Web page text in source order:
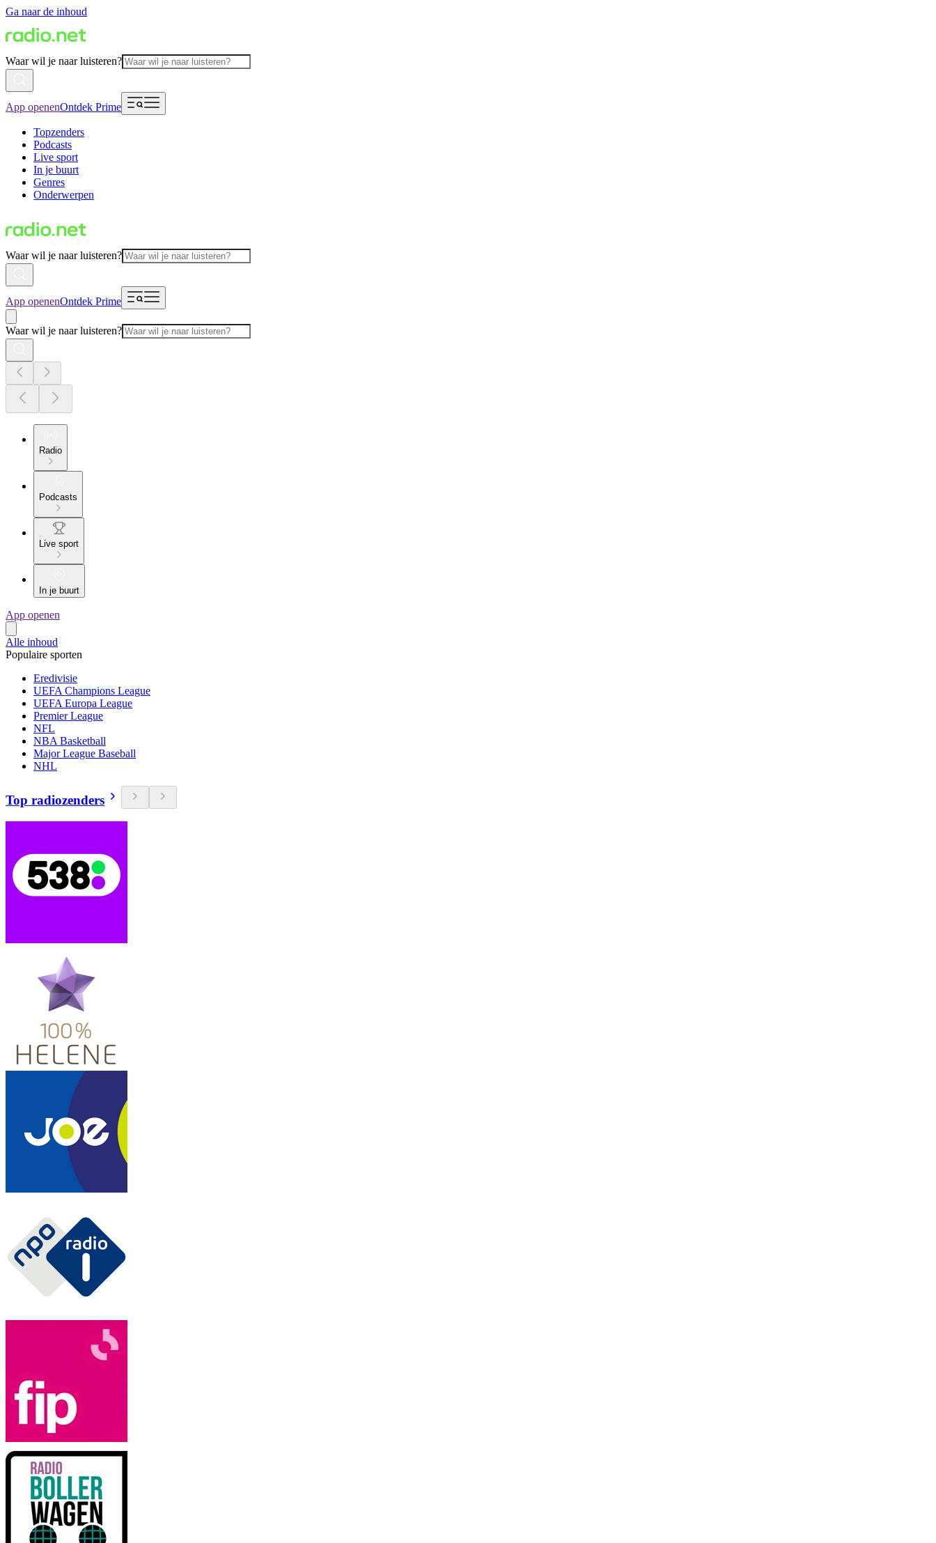
Ga naar de inhoud
Waar wil je naar luisteren?
App openenOntdek Prime
Topzenders
Podcasts
Live sport
In je buurt
Genres
Onderwerpen
Waar wil je naar luisteren?
App openenOntdek Prime
Waar wil je naar luisteren?
Radio
Podcasts
Live sport
In je buurt
App openen
Alle inhoud
Populaire sporten
Eredivisie
UEFA Champions League
UEFA Europa League
Premier League
NFL
NBA Basketball
Major League Baseball
NHL
Top radiozenders